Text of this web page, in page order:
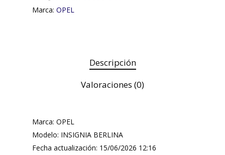
Marca: OPEL
Descripción
Valoraciones (0)
Marca: OPEL
Modelo: INSIGNIA BERLINA
Fecha actualización: 15/06/2026 12:16